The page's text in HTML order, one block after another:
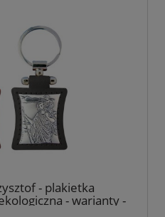
- plakietka
- warianty -